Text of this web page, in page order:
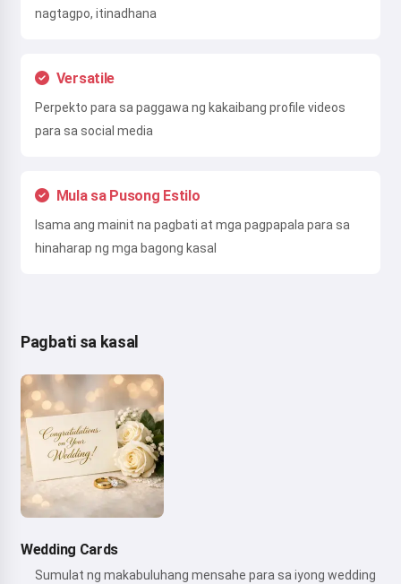
nagtagpo, itinadhana
Versatile
Perpekto para sa paggawa ng kakaibang profile videos
para sa social media
Mula sa Pusong Estilo
Isama ang mainit na pagbati at mga pagpapala para sa
hinaharap ng mga bagong kasal
Pagbati sa kasal
Wedding Cards
Sumulat ng makabuluhang mensahe para sa iyong wedding